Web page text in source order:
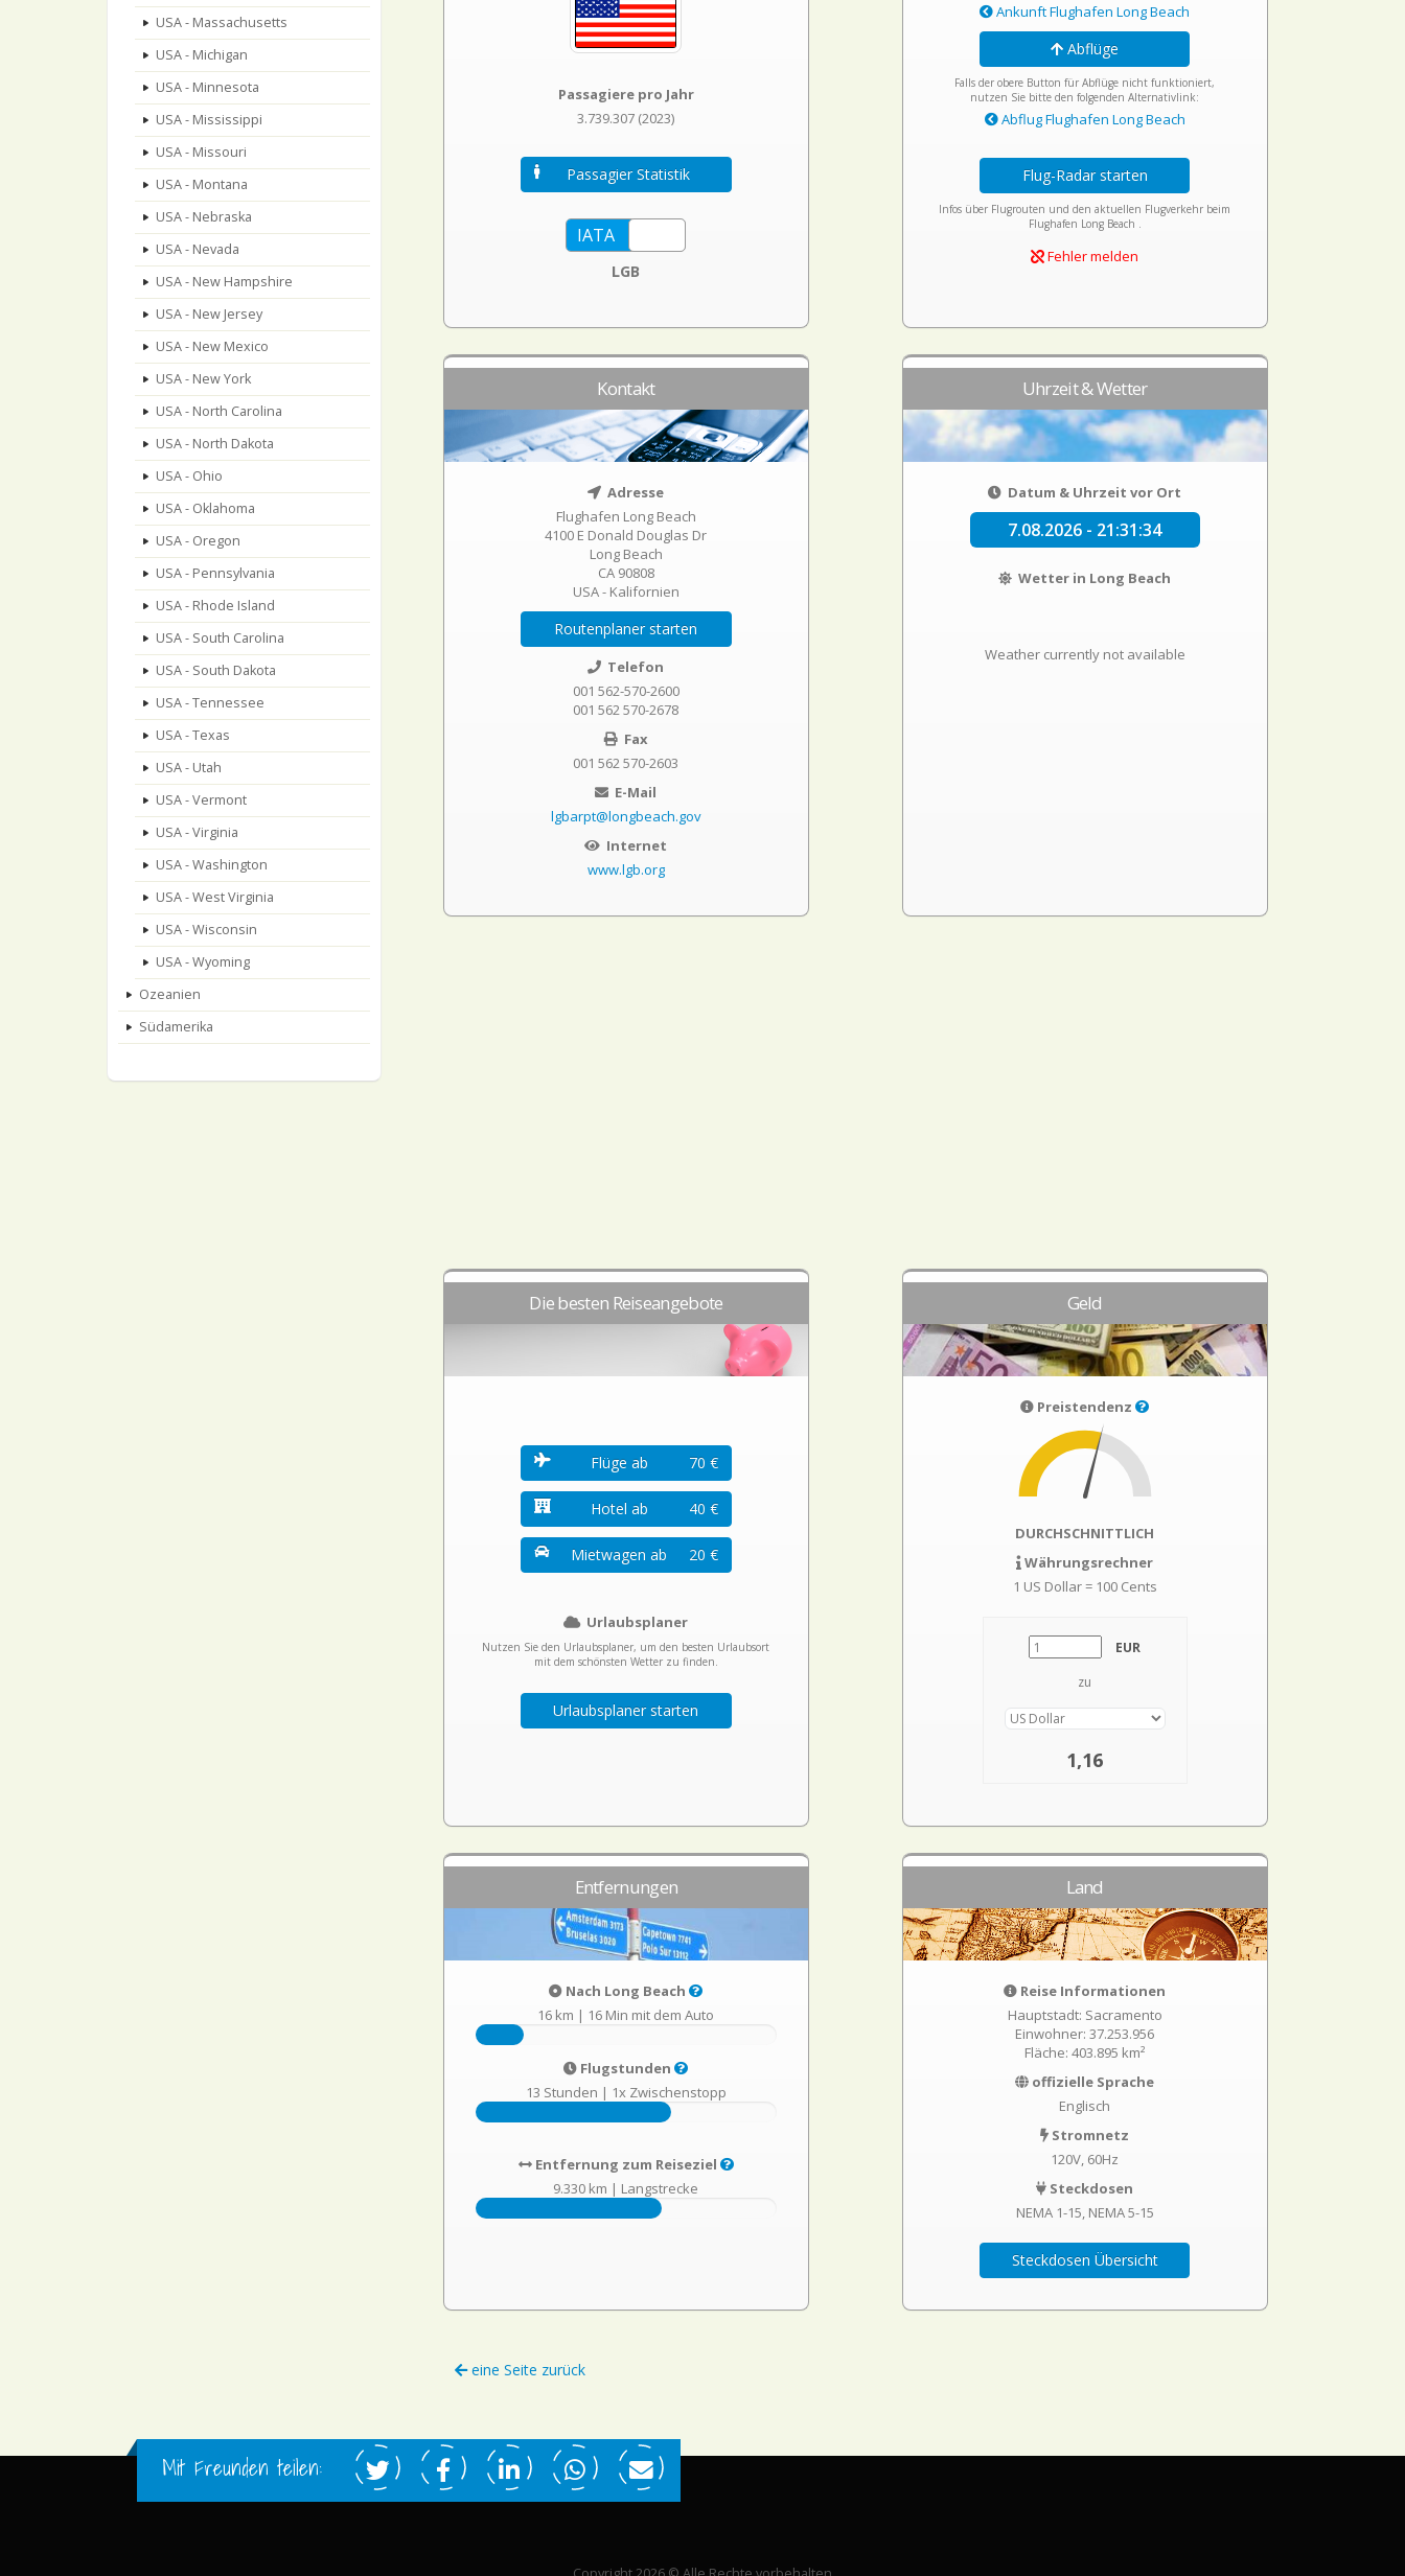
USA - Massachusetts
USA - Michigan
USA - Minnesota
USA - Mississippi
USA - Missouri
USA - Montana
USA - Nebraska
USA - Nevada
USA - New Hampshire
USA - New Jersey
USA - New Mexico
USA - New York
USA - North Carolina
USA - North Dakota
USA - Ohio
USA - Oklahoma
USA - Oregon
USA - Pennsylvania
USA - Rhode Island
USA - South Carolina
USA - South Dakota
USA - Tennessee
USA - Texas
USA - Utah
USA - Vermont
USA - Virginia
USA - Washington
USA - West Virginia
USA - Wisconsin
USA - Wyoming
Ozeanien
Südamerika
Passagiere pro Jahr
3.739.307 (2023)
Passagier Statistik
LGB
Ankunft Flughafen Long Beach
Abflüge
Falls der obere Button für Abflüge nicht funktioniert,
nutzen Sie bitte den folgenden Alternativlink:
Abflug Flughafen Long Beach
Flug-Radar starten
Infos über Flugrouten und den aktuellen Flugverkehr beim
Flughafen Long Beach .
Fehler melden
Kontakt
Adresse
Flughafen Long Beach
4100 E Donald Douglas Dr
Long Beach
CA 90808
USA - Kalifornien
Routenplaner starten
Telefon
001 562-570-2600
001 562 570-2678
Fax
001 562 570-2603
E-Mail
lgbarpt@longbeach.gov
Internet
www.lgb.org
Uhrzeit & Wetter
Datum & Uhrzeit vor Ort
7.08.2026 - 21:31:35
Wetter in Long Beach
Weather currently not available
Die besten Reiseangebote
Flüge ab 70 €
Hotel ab 40 €
Mietwagen ab 20 €
Urlaubsplaner
Nutzen Sie den Urlaubsplaner, um den besten Urlaubsort
mit dem schönsten Wetter zu finden.
Urlaubsplaner starten
Geld
Preistendenz
DURCHSCHNITTLICH
Währungsrechner
1 US Dollar = 100 Cents
EUR
zu
1,16
Entfernungen
Nach Long Beach
16 km | 16 Min mit dem Auto
Flugstunden
13 Stunden | 1x Zwischenstopp
Entfernung zum Reiseziel
9.330 km | Langstrecke
Land
Reise Informationen
Hauptstadt: Sacramento
Einwohner: 37.253.956
Fläche: 403.895 km²
offizielle Sprache
Englisch
Stromnetz
120V, 60Hz
Steckdosen
NEMA 1-15 NEMA 5-15
Steckdosen Übersicht
eine Seite zurück
Mit Freunden teilen: